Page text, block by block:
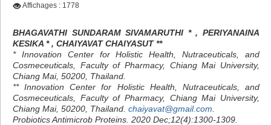
Affichages : 1778
BHAGAVATHI SUNDARAM SIVAMARUTHI * , PERIYANAINA
KESIKA * , CHAIYAVAT CHAIYASUT **
* Innovation Center for Holistic Health, Nutraceuticals, and
Cosmeceuticals, Faculty of Pharmacy, Chiang Mai University,
Chiang Mai, 50200, Thailand.
** Innovation Center for Holistic Health, Nutraceuticals, and
Cosmeceuticals, Faculty of Pharmacy, Chiang Mai University,
Chiang Mai, 50200, Thailand. chaiyavat@gmail.com
Probiotics Antimicrob Proteins. 2020 Dec;12(4):1300-1309.